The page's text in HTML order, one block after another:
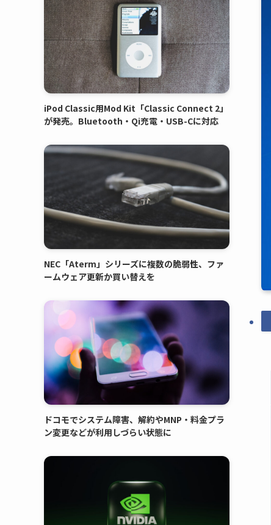
iPod Classic用Mod Kit「Classic Connect 2」
が発売。Bluetooth・Qi充電・USB-Cに対応
NEC「Aterm」シリーズに複数の脆弱性、ファ
ームウェア更新か買い替えを
ドコモでシステム障害、解約やMNP・料金プラ
ン変更などが利用しづらい状態に